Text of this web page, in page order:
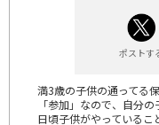
ポストす
満3歳の子供の通ってる
「参加」なので、自分
日頃子供がやっている